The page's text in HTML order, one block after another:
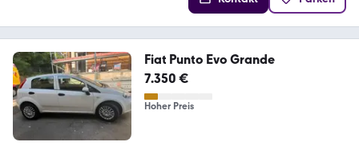
Fiat Punto Evo Grande
7.350 €
Hoher Preis